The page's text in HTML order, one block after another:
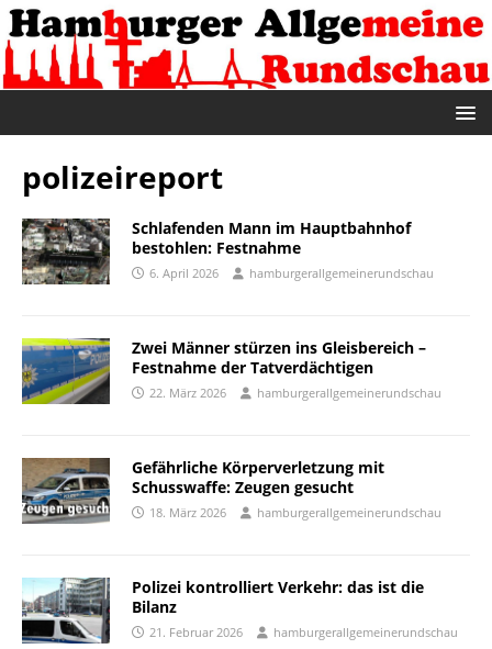
polizeireport
Schlafenden Mann im Hauptbahnhof
bestohlen: Festnahme
6. April 2026 hamburgerallgemeinerundschau
Zwei Männer stürzen ins Gleisbereich –
Festnahme der Tatverdächtigen
22. März 2026 hamburgerallgemeinerundschau
Gefährliche Körperverletzung mit
Schusswaffe: Zeugen gesucht
18. März 2026 hamburgerallgemeinerundschau
Polizei kontrolliert Verkehr: das ist die
Bilanz
21. Februar 2026 hamburgerallgemeinerundschau